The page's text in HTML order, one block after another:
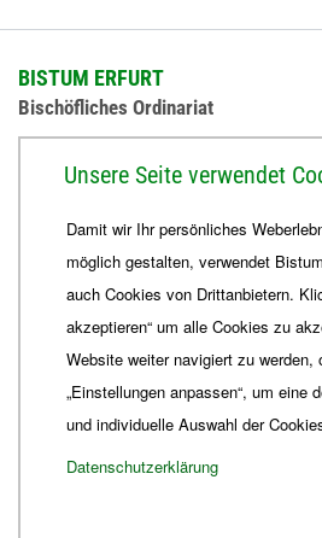
BISTUM ERFURT
Bischöfliches Ordinariat
+49 361 6572-444
ordinariat Bistum-Erfurt.de
Unsere Seite verwendet
Damit wir Ihr persönliches
möglich gestalten, verwendet
auch Cookies von Drittanbietern.
akzeptieren“ um alle Cookies zu
Website weiter navigiert zu
„Einstellungen anpassen“, um eine
und individuelle Auswahl der
Datenschutzerklärung